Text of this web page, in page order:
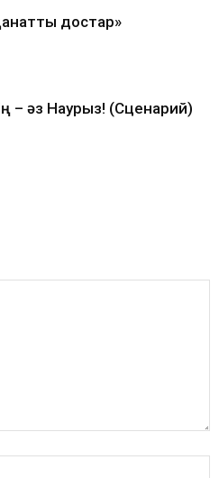
достар»
– әз Наурыз! (Сценарий)